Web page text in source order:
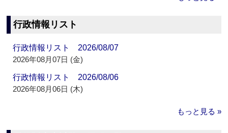
行政情報リスト
行政情報リスト 2026/08/07
2026年08月07日 (金)
行政情報リスト 2026/08/06
2026年08月06日 (木)
もっと見る »